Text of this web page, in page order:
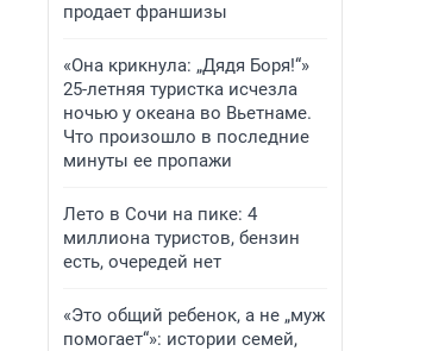
продает франшизы
«Она крикнула: „Дядя Боря!“»
25-летняя туристка исчезла
ночью у океана во Вьетнаме.
Что произошло в последние
минуты ее пропажи
Лето в Сочи на пике: 4
миллиона туристов, бензин
есть, очередей нет
«Это общий ребенок, а не „муж
помогает“»: истории семей,